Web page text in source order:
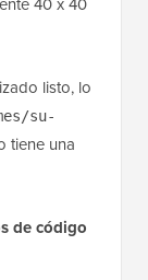
listo, lo
su-
tiene una
de código